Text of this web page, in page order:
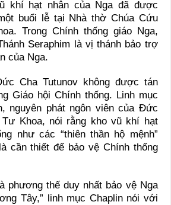
khí hạt nhân của Nga đã được
buổi lễ tại Nhà thờ Chúa Cứu
Trong Chính thống giáo Nga,
Seraphim là vị thánh bảo trợ
của Nga.
Cha Tutunov không được tán
Giáo hội Chính thống. Linh mục
nguyên phát ngôn viên của Đức
Khoa, nói rằng kho vũ khí hạt
như các “thiên thần hộ mệnh”
cần thiết để bảo vệ Chính thống
phương thế duy nhất bảo vệ Nga
Tây,” linh mục Chaplin nói với